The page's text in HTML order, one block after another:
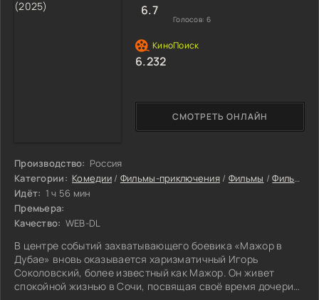
Производство: Россия
Категории: Комедии / Фильмы-приключения/ Фильмы /Фильмы 2025
Идёт: 1 ч 56 мин
Премьера:
Качество: WEB-DL
В центре событий захватывающего боевика «Мажор в
Дубае» вновь оказывается харизматичный Игорь
Соколовский, более известный как Мажор. Он живет
спокойной жизнью в Сочи, посвящая своё время дочери
СМОТРЕТЬ ОНЛАЙН
6.7
Голосов: 6
6.232